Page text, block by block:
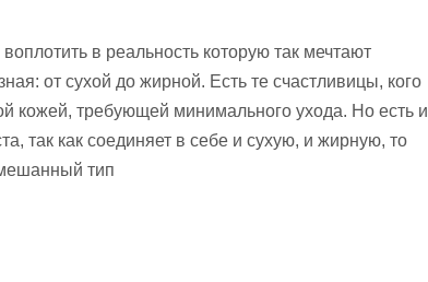
в реальность которую так мечтают
от сухой до жирной. Есть те счастливицы, кого
кожей, требующей минимального ухода. Но есть и
так как соединяет в себе и сухую, и жирную, то
тип